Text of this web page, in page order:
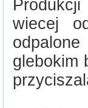
wiecej
glebokim